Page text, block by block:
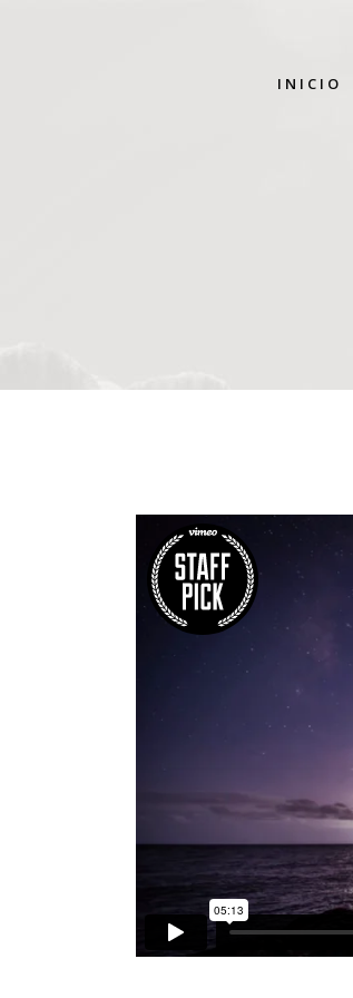
INICIO